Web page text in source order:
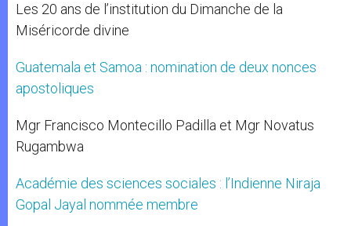
Les 20 ans de l’institution du Dimanche de la
Miséricorde divine
Guatemala et Samoa : nomination de deux nonces
apostoliques
Mgr Francisco Montecillo Padilla et Mgr Novatus
Rugambwa
Académie des sciences sociales : l’Indienne Niraja
Gopal Jayal nommée membre